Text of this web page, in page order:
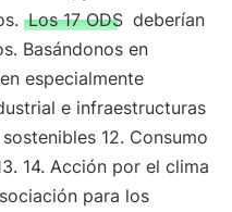
Los 17 ODS deberían
Basándonos en
especialmente
e infraestructuras
12. Consumo
14. Acción por el clima
para los